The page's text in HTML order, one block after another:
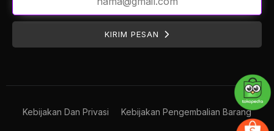
KIRIM PESAN
Kebijakan Dan Privasi Kebijakan Pengembalian Barang